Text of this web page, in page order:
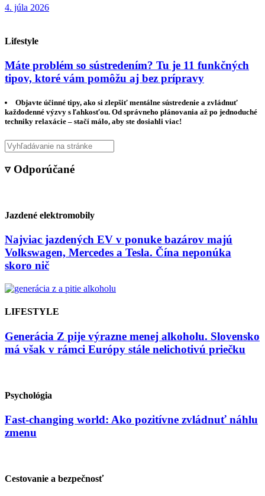
4. júla 2026
Lifestyle
Máte problém so sústredením? Tu je 11 funkčných
tipov, ktoré vám pomôžu aj bez prípravy
Objavte účinné tipy, ako si zlepšiť mentálne sústredenie a zvládnuť
každodenné výzvy s ľahkosťou. Od správneho plánovania až po jednoduché
techniky relaxácie – stačí málo, aby ste dosiahli viac!
▿ Odporúčané
Jazdené elektromobily
Najviac jazdených EV v ponuke bazárov majú
Volkswagen, Mercedes a Tesla. Čína neponúka
skoro nič
LIFESTYLE
Generácia Z pije výrazne menej alkoholu. Slovensko
má však v rámci Európy stále nelichotivú priečku
Psychológia
Fast-changing world: Ako pozitívne zvládnuť náhlu
zmenu
Cestovanie a bezpečnosť